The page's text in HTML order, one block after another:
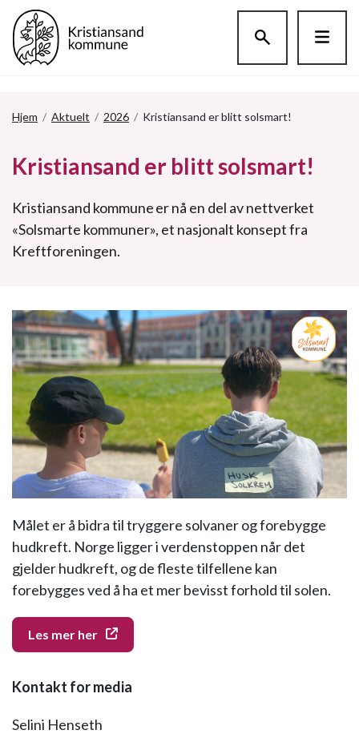
Hjem / Aktuelt / 2026 / Kristiansand er blitt solsmart!
Kristiansand er blitt solsmart!
Kristiansand kommune er nå en del av nettverket
«Solsmarte kommuner», et nasjonalt konsept fra
Kreftforeningen.
Målet er å bidra til tryggere solvaner og forebygge
hudkreft. Norge ligger i verdenstoppen når det
gjelder hudkreft, og de fleste tilfellene kan
forebygges ved å ha et mer bevisst forhold til solen.
Les mer her
Kontakt for media
Selini Henseth